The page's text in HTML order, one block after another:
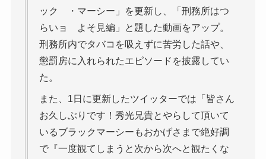
ック ・マーシー」を更新し、「刑務所はつ
らいョ よそ見編」と題した動画をアップ。
刑務所内でタバコを吸えずに苦労した話や、
懲罰房に入れられたエピソードを披露してい
た。
また、1日に更新したツイッターでは「皆さん
お久しぶりです！秀光兄貴とやらして頂いて
いるブラックマーシーもおかげさまで絶好調
で『一度観てしまうと次から次へと観たくな